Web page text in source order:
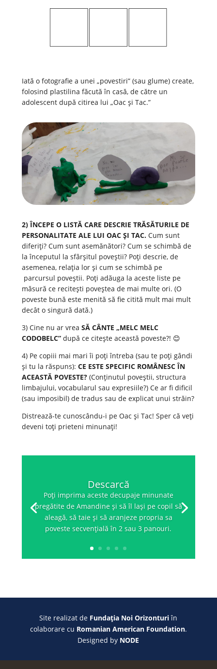
Iată o fotografie a unei „povestiri” (sau glume) create,
folosind plastilina făcută în casă, de către un
adolescent după citirea lui „Oac și Tac.”
2) ÎNCEPE O LISTĂ CARE DESCRIE TRĂSĂTURILE DE
PERSONALITATE ALE LUI OAC ȘI TAC.Cum sunt
diferiți? Cum sunt asemănători? Cum se schimbă de
la începutul la sfârșitul poveștii? Poți descrie, de
asemenea, relația lor și cum se schimbă pe
parcursul poveștii. Poți adăuga la aceste liste pe
măsură ce recitești poveștea de mai multe ori. (O
poveste bună este menită să fie citită mult mai mult
decât o singură dată.)
3) Cine nu ar vrea SĂ CÂNTE „MELC MELC
CODOBELC”după ce citește această poveste?! 😊
4) Pe copiii mai mari îi poți întreba (sau te poți gândi
și tu la răspuns): CE ESTE SPECIFIC ROMÂNESC ÎN
ACEASTĂ POVESTE?(Conținutul poveștii, structura
limbajului, vocabularul sau expresiile?) Ce ar fi dificil
(sau imposibil) de tradus sau de explicat unui străin?
Distrează-te cunoscându-i pe Oac și Tac! Sper că veți
deveni toți prieteni minunați!
Descarcă
Poți imprima aceste decupaje minunate
pregătite de Amandine și să îl lași pe copil să
aleagă, să taie și să aranjeze propria sa
poveste secvențială în 2 sau 3 panouri.
Site realizat de Fundația Noi Orizonturiîn
colaborare cu Romanian American Foundation.
Designed by NODE